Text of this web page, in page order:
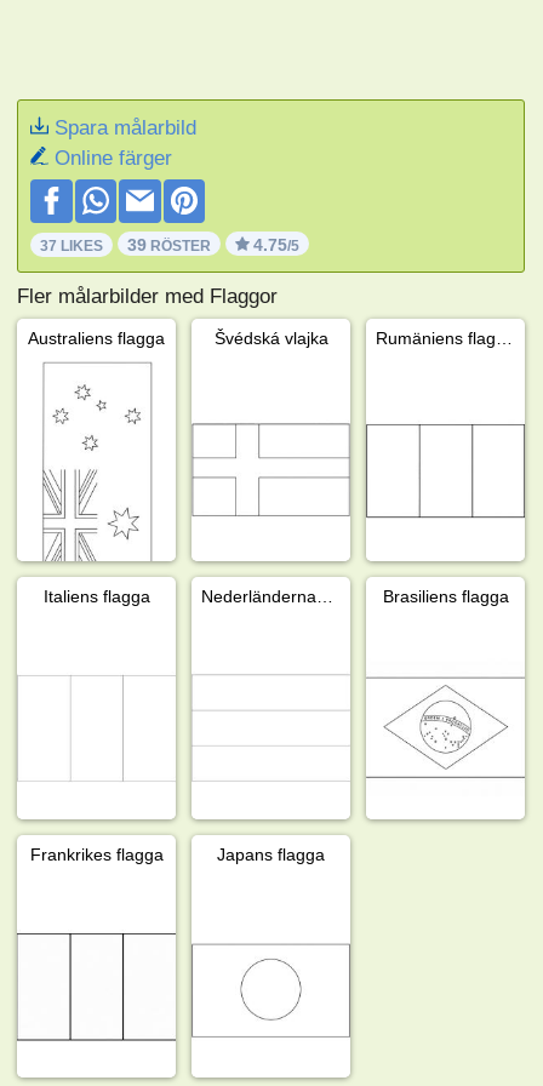
Spara målarbild
Online färger
37 LIKES 39 RÖSTER 4.75/5
Fler målarbilder med Flaggor
Australiens flagga Švédská vlajka
Italiens flagga Brasiliens flagga
Frankrikes flagga Japans flagga